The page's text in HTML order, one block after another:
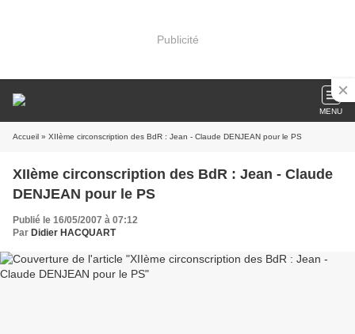
Publicité
MENU
Accueil » XIIème circonscription des BdR : Jean - Claude DENJEAN pour le PS
XIIème circonscription des BdR : Jean - Claude
DENJEAN pour le PS
Publié le 16/05/2007 à 07:12
Par Didier HACQUART